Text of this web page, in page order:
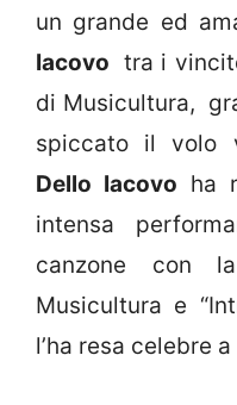
un grande ed
Iacovo tra i
di Musicultura,
spiccato il volo
Dello Iacovo ha
intensa
canzone con
Musicultura e
l’ha resa celebre